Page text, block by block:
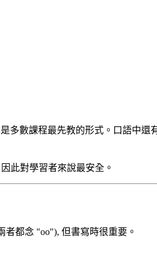
多數課程最先教的形式。口語中還
因此對學習者來說最安全。
都念 "oo"), 但書寫時很重要。